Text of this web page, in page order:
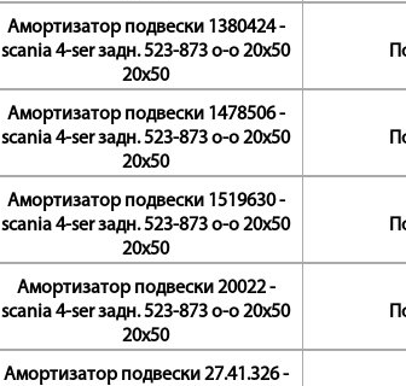
Амортизатор подвески 1380424 -
scania 4-ser задн. 523-873 o-o 20x50
20x50
Амортизатор подвески 1478506 -
scania 4-ser задн. 523-873 o-o 20x50
20x50
Амортизатор подвески 1519630 -
scania 4-ser задн. 523-873 o-o 20x50
20x50
Амортизатор подвески 20022 -
scania 4-ser задн. 523-873 o-o 20x50
20x50
Амортизатор подвески 27.41.326 -